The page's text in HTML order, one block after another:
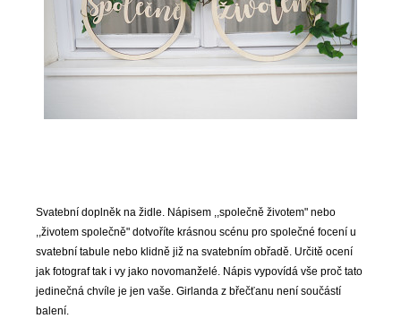
Svatební doplněk na židle. Nápisem ,,společně životem" nebo
,,životem společně" dotvoříte krásnou scénu pro společné focení u
svatební tabule nebo klidně již na svatebním obřadě. Určitě ocení
jak fotograf tak i vy jako novomanželé. Nápis vypovídá vše proč tato
jedinečná chvíle je jen vaše. Girlanda z břečťanu není součástí
balení.